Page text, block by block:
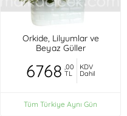
Orkide, Lilyumlar ve
Beyaz Güller
6768 ,00
TL
KDV
Dahil
Tüm Türkiye Aynı Gün